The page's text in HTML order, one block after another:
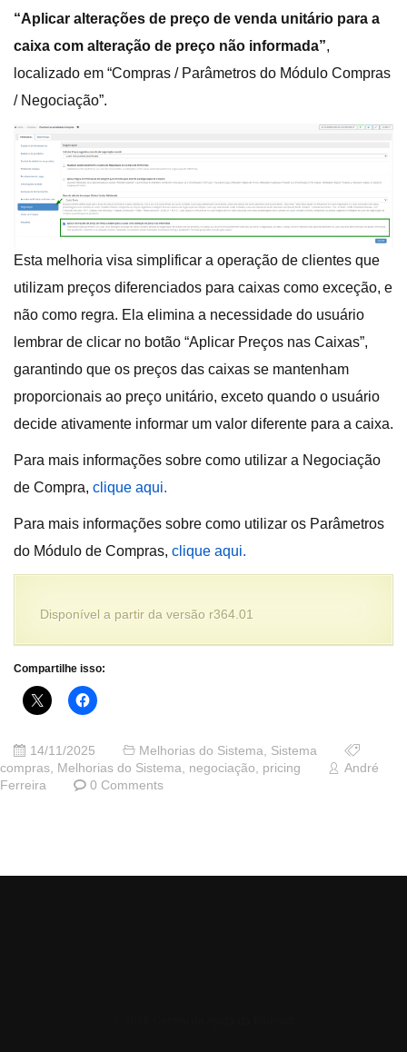
“Aplicar alterações de preço de venda unitário para a
caixa com alteração de preço não informada”,
localizado em “Compras / Parâmetros do Módulo Compras
/ Negociação”.
Esta melhoria visa simplificar a operação de clientes que
utilizam preços diferenciados para caixas como exceção, e
não como regra. Ela elimina a necessidade do usuário
lembrar de clicar no botão “Aplicar Preços nas Caixas”,
garantindo que os preços das caixas se mantenham
proporcionais ao preço unitário, exceto quando o usuário
decide ativamente informar um valor diferente para a caixa.
Para mais informações sobre como utilizar a Negociação
de Compra, clique aqui.
Para mais informações sobre como utilizar os Parâmetros
do Módulo de Compras, clique aqui.
Disponível a partir da versão r364.01
Compartilhe isso:
14/11/2025 Melhorias do Sistema, Sistema
compras, Melhorias do Sistema, negociação, pricing
André
Ferreira
0 Comments